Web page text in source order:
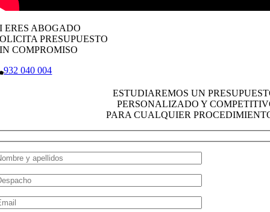
ERES ABOGADO
PRESUPUESTO
COMPROMISO
932 040 004
ESTUDIAREMOS UN
PERSONALIZADO Y
PARA CUALQUIER